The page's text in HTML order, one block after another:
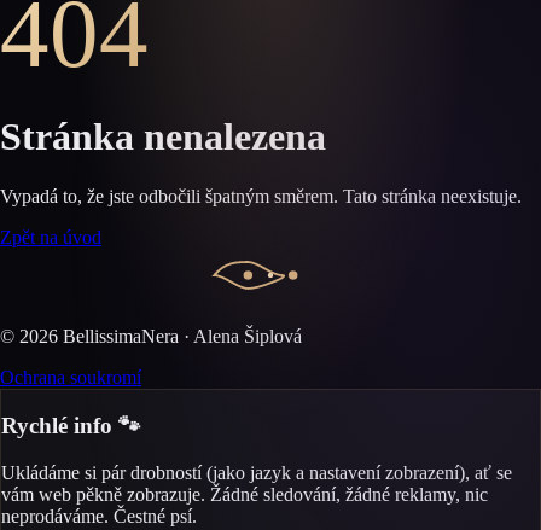
404
Stránka nenalezena
Vypadá to, že jste odbočili špatným směrem. Tato stránka neexistuje.
Zpět na úvod
© 2026 BellissimaNera · Alena Šiplová
Ochrana soukromí
Rychlé info 🐾
Ukládáme si pár drobností (jako jazyk a nastavení zobrazení), ať se
vám web pěkně zobrazuje. Žádné sledování, žádné reklamy, nic
neprodáváme. Čestné psí.